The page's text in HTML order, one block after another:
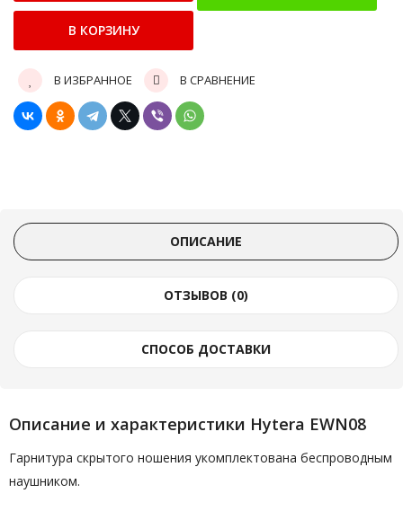
В ИЗБРАННОЕ В СРАВНЕНИЕ
ОПИСАНИЕ
ОТЗЫВОВ (0)
СПОСОБ ДОСТАВКИ
Описание и характеристики Hytera EWN08
Гарнитура скрытого ношения укомплектована беспроводным
наушником.